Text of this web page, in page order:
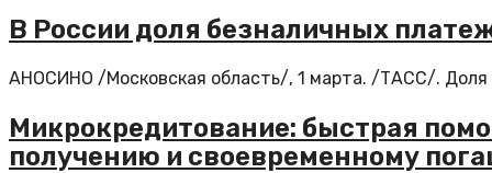
В России доля безналичных
АНОСИНО /Московская область/, 1 марта. /ТАСС/. Доля
Микрокредитование: быстрая
получению и своевременному